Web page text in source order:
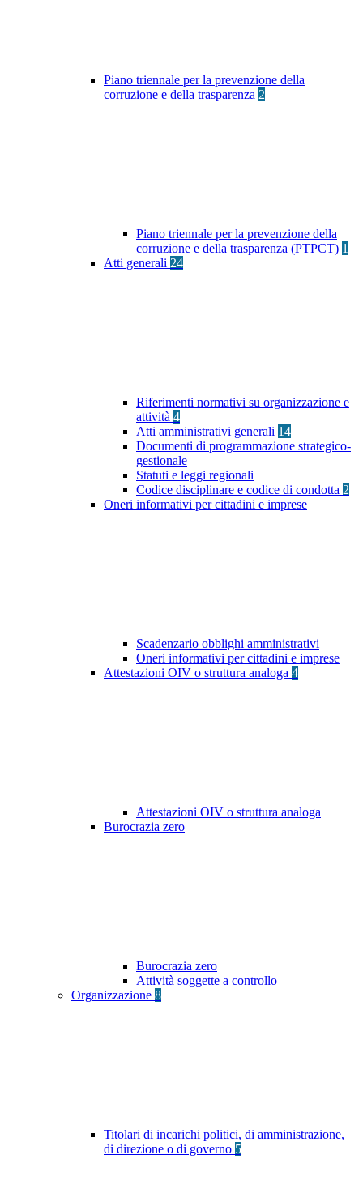
Piano triennale per la prevenzione della
corruzione e della trasparenza 2
Piano triennale per la prevenzione della
corruzione e della trasparenza (PTPCT) 1
Atti generali 24
Riferimenti normativi su organizzazione e
attività 4
Atti amministrativi generali 14
Documenti di programmazione strategico-
gestionale
Statuti e leggi regionali
Codice disciplinare e codice di condotta 2
Oneri informativi per cittadini e imprese
Scadenzario obblighi amministrativi
Oneri informativi per cittadini e imprese
Attestazioni OIV o struttura analoga 4
Attestazioni OIV o struttura analoga
Burocrazia zero
Burocrazia zero
Attività soggette a controllo
Organizzazione 8
Titolari di incarichi politici, di amministrazione,
di direzione o di governo 5